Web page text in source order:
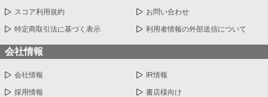
スコア利用規約 お問い合わせ
特定商取引法に基づく表示 利用者情報の外部送信について
会社情報
会社情報 IR情報
採用情報 書店様向け